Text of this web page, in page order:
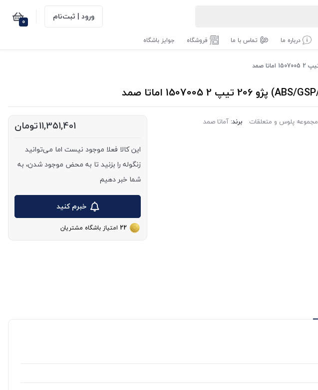
ورود | ثبت‌نام 0
درباره ما تماس با ما فروشگاه جوایز باشگاه
مجموعه پلوس و متعلقات برند: آماتا صمد 11,351,401تومان
این کالا فعلا موجود نیست اما می‌توانید
زنگوله را بزنید تا به محض موجود شدن، به
شما خبر دهیم
خبرم کنید
22 امتیاز باشگاه مشتریان